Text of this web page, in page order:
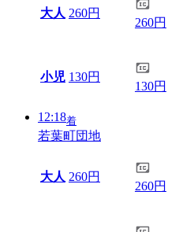
大人 260円
260円
小児 130円
130円
12:18着
若葉町団地
大人 260円
260円